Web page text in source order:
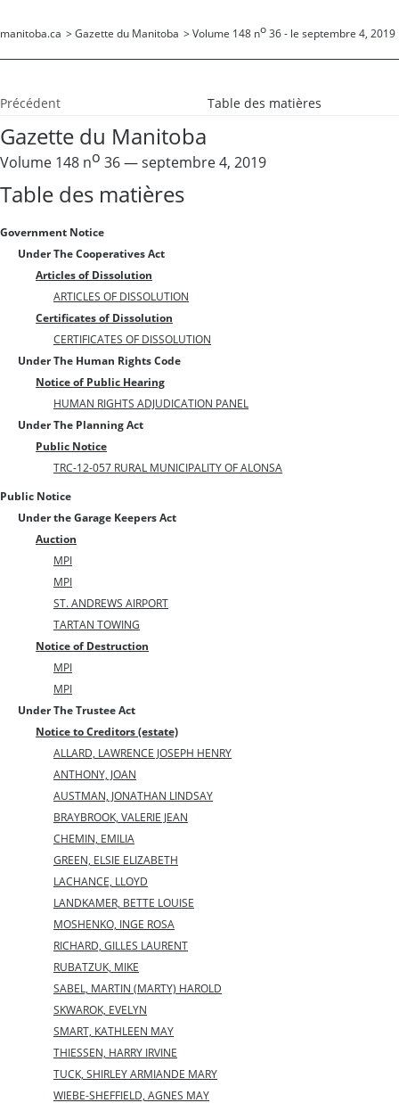
manitoba.ca > Gazette du Manitoba > Volume 148 no 36 - le septembre 4, 2019
Précédent Table des matières
Gazette du Manitoba
Volume 148 no 36 — septembre 4, 2019
Table des matières
Government Notice
Under The Cooperatives Act
Articles of Dissolution
ARTICLES OF DISSOLUTION
Certificates of Dissolution
CERTIFICATES OF DISSOLUTION
Under The Human Rights Code
Notice of Public Hearing
HUMAN RIGHTS ADJUDICATION PANEL
Under The Planning Act
Public Notice
TRC-12-057 RURAL MUNICIPALITY OF ALONSA
Public Notice
Under the Garage Keepers Act
Auction
MPI
MPI
ST. ANDREWS AIRPORT
TARTAN TOWING
Notice of Destruction
MPI
MPI
Under The Trustee Act
Notice to Creditors (estate)
ALLARD, LAWRENCE JOSEPH HENRY
ANTHONY, JOAN
AUSTMAN, JONATHAN LINDSAY
BRAYBROOK, VALERIE JEAN
CHEMIN, EMILIA
GREEN, ELSIE ELIZABETH
LACHANCE, LLOYD
LANDKAMER, BETTE LOUISE
MOSHENKO, INGE ROSA
RICHARD, GILLES LAURENT
RUBATZUK, MIKE
SABEL, MARTIN (MARTY) HAROLD
SKWAROK, EVELYN
SMART, KATHLEEN MAY
THIESSEN, HARRY IRVINE
TUCK, SHIRLEY ARMIANDE MARY
WIEBE-SHEFFIELD, AGNES MAY